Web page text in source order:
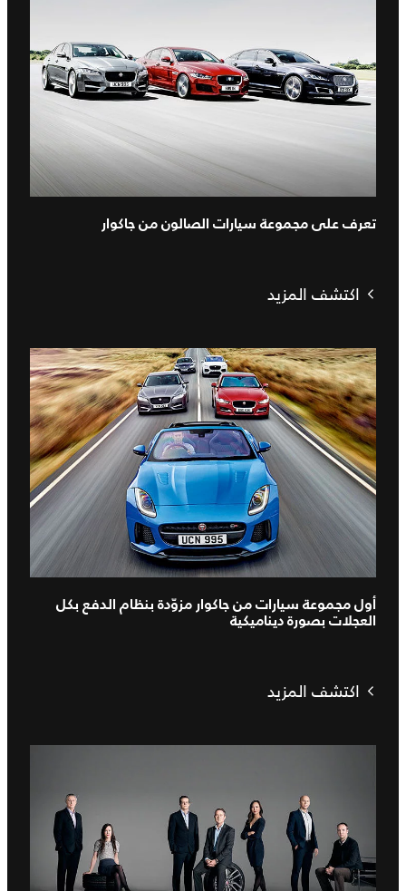
تعرف على مجموعة سيارات الصالون من جاكوار
اكتشف المزيد
أول مجموعة سيارات من جاكوار مزوّدة بنظام الدفع بكل
العجلات بصورة ديناميكية
اكتشف المزيد